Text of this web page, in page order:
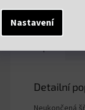
Nastavení
Popis
Detailní